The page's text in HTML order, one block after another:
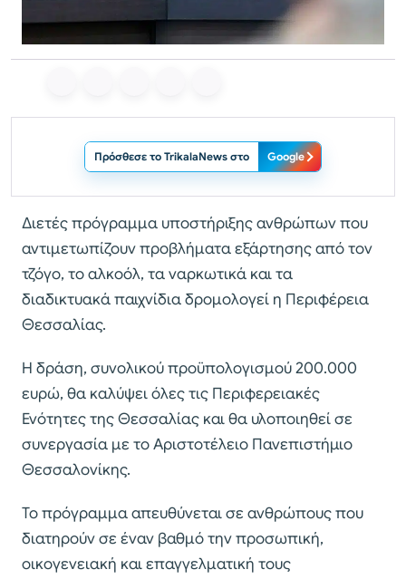
Πρόσθεσε το TrikalaNews στο Google
Διετές πρόγραμμα υποστήριξης ανθρώπων που
αντιμετωπίζουν προβλήματα εξάρτησης από τον
τζόγο, το αλκοόλ, τα ναρκωτικά και τα
διαδικτυακά παιχνίδια δρομολογεί η Περιφέρεια
Θεσσαλίας.
Η δράση, συνολικού προϋπολογισμού 200.000
ευρώ, θα καλύψει όλες τις Περιφερειακές
Ενότητες της Θεσσαλίας και θα υλοποιηθεί σε
συνεργασία με το Αριστοτέλειο Πανεπιστήμιο
Θεσσαλονίκης.
Το πρόγραμμα απευθύνεται σε ανθρώπους που
διατηρούν σε έναν βαθμό την προσωπική,
οικογενειακή και επαγγελματική τους